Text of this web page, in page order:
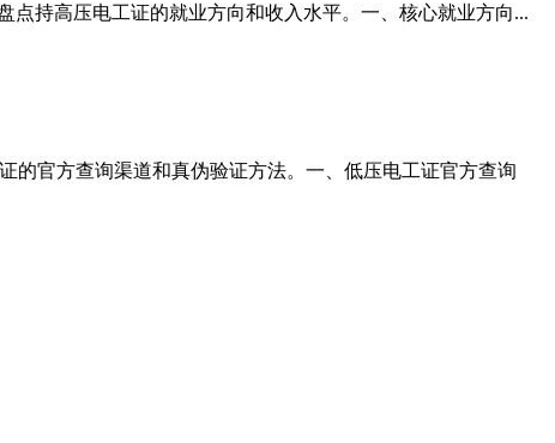
持高压电工证的就业方向和收入水平。一、核心就业方向...
的官方查询渠道和真伪验证方法。一、低压电工证官方查询